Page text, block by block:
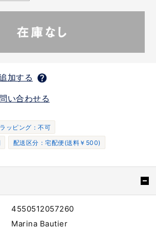
加する
い合わせる
ッピング：不可
配送区分：宅配便(送料￥500)
4550512057260
Marina Bautier